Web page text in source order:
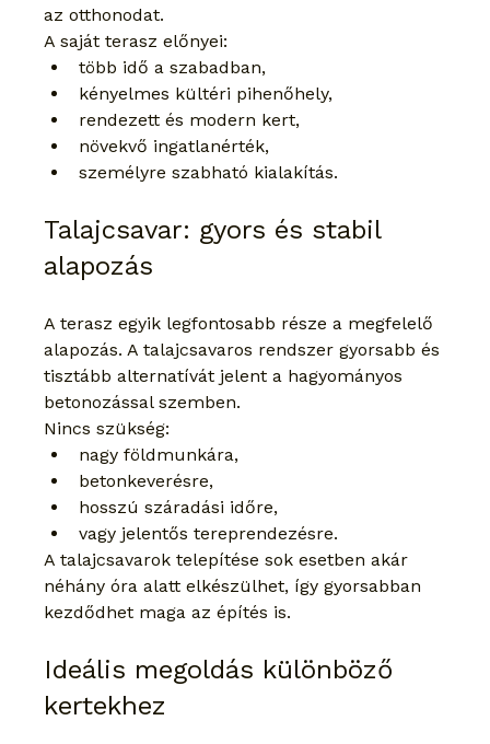
az otthonodat.
A saját terasz előnyei:
több idő a szabadban,
kényelmes kültéri pihenőhely,
rendezett és modern kert,
növekvő ingatlanérték,
személyre szabható kialakítás.
Talajcsavar: gyors és stabil
alapozás
A terasz egyik legfontosabb része a megfelelő
alapozás. A talajcsavaros rendszer gyorsabb és
tisztább alternatívát jelent a hagyományos
betonozással szemben.
Nincs szükség:
nagy földmunkára,
betonkeverésre,
hosszú száradási időre,
vagy jelentős tereprendezésre.
A talajcsavarok telepítése sok esetben akár
néhány óra alatt elkészülhet, így gyorsabban
kezdődhet maga az építés is.
Ideális megoldás különböző
kertekhez